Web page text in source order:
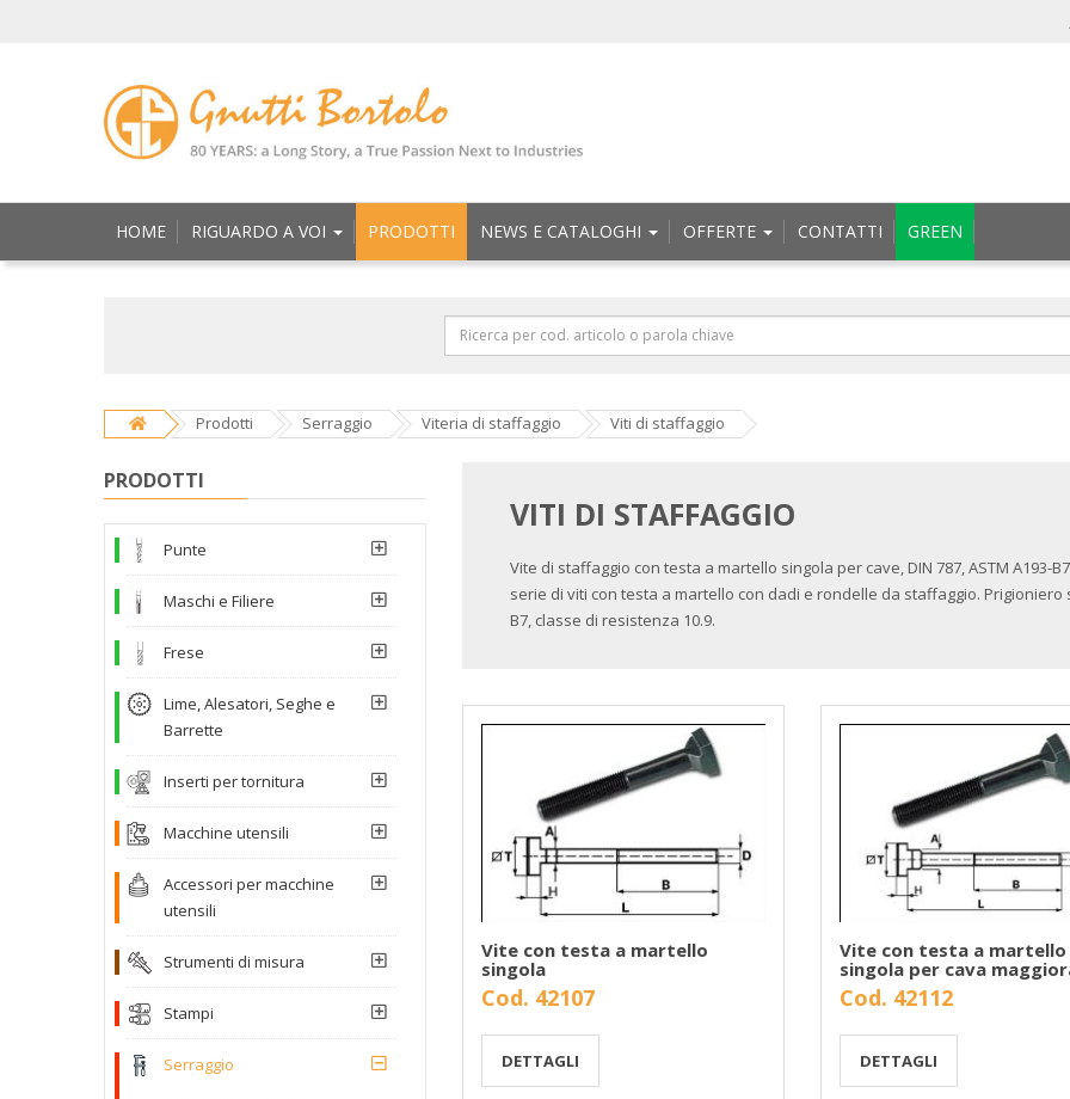
HOME RIGUARDO A VOI PRODOTTI NEWS E CATALOGHI OFFERTE CONTATTI GREEN
Prodotti Serraggio Viteria di staffaggio Viti di staffaggio
VITI DI STAFFAGGIO
Vite di staffaggio con testa a martello singola per cave, DIN 787, ASTM A193-
serie di viti con testa a martello con dadi e rondelle da staffaggio. Prigioniero
B7, classe di resistenza 10.9.
Vite con testa a martello
singola
Cod. 42107
DETTAGLI
Vite con testa a martello
singola per cava
Cod. 42112
DETTAGLI
PRODOTTI
Punte
Maschi e Filiere
Frese
Lime, Alesatori, Seghe e
Barrette
Inserti per tornitura
Macchine utensili
Accessori per macchine
utensili
Strumenti di misura
Stampi
Serraggio